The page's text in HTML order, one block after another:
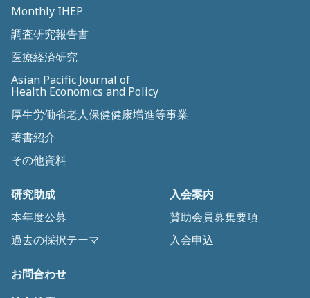
Monthly IHEP
調査研究報告書
医療経済研究
Asian Pacific Journal of
Health Economics and Policy
厚生労働省老人保健健康増進等事業
著書紹介
その他資料
研究助成
本年度公募
過去の採択テーマ
入会案内
賛助会員募集要項
入会申込
お問合わせ